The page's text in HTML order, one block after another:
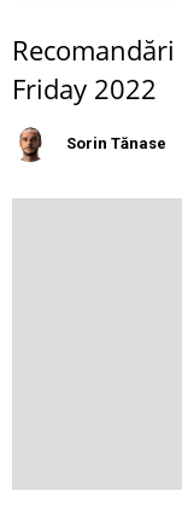
Friday 2022
Sorin Tănase